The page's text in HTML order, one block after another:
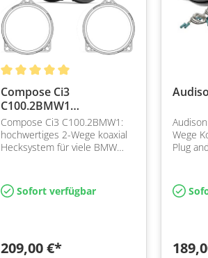
Compose Ci3
C100.2BMW1
Hecksystem
Compose Ci3 C100.2BMW1:
hochwertiges 2-Wege koaxial
Hecksystem für viele BMW
Sofort verfügbar
209,00 €*
Wege
Plug
Türen